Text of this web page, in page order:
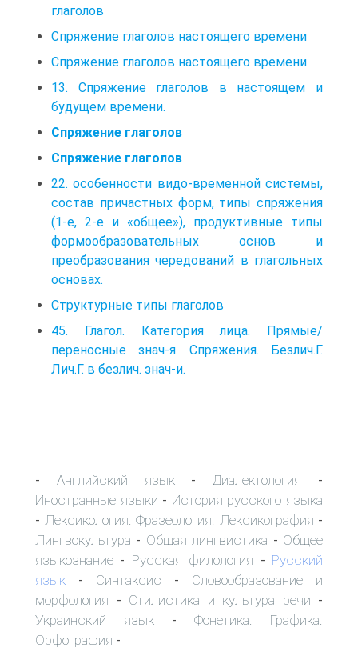
глаголов
Спряжение глаголов настоящего времени
Спряжение глаголов настоящего времени
13. Спряжение глаголов в настоящем и
будущем времени.
Спряжение глаголов
Спряжение глаголов
22. особенности видо-временной системы,
состав причастных форм, типы спряжения
(1-е, 2-е и «общее»), продуктивные типы
формообразовательных основ и
преобразования чередований в глагольных
основах.
Структурные типы глаголов
45. Глагол. Категория лица. Прямые/
переносные знач-я. Спряжения. Безлич.Г.
Лич.Г. в безлич. знач-и.
- Английский язык- Диалектология -
Иностранные языки - История русского языка
- Лексикология. Фразеология. Лексикография -
Лингвокультура - Общая лингвистика - Общее
языкознание - Русская филология - Русский
язык - Синтаксис - Словообразование и
морфология - Стилистика и культура речи -
Украинский язык - Фонетика. Графика.
Орфография -